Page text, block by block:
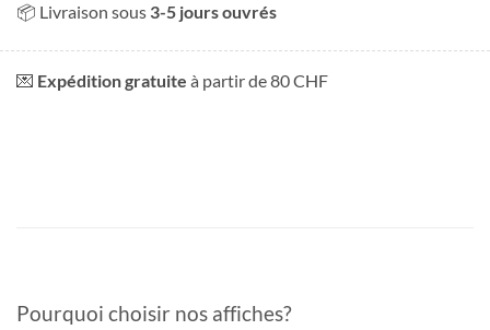
📦 Livraison sous 3-5 jours ouvrés
💌 Expédition gratuite à partir de 80 CHF
Pourquoi choisir nos affiches?